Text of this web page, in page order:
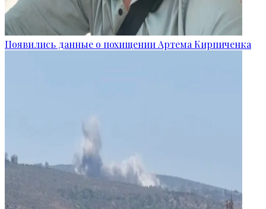
Появились данные о похищении Артема Кирпиченка